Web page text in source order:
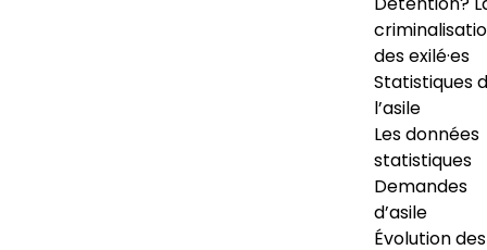
des exilé·es
Statistiques
l’asile
Les données
statistiques
Demandes
d’asile
Évolution des